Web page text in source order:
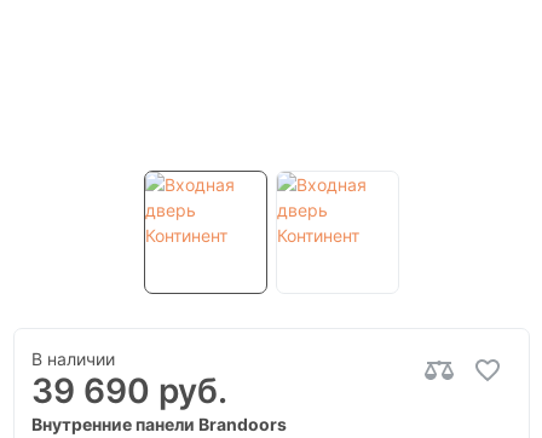
В наличии
39 690 руб.
Внутренние панели Brandoors